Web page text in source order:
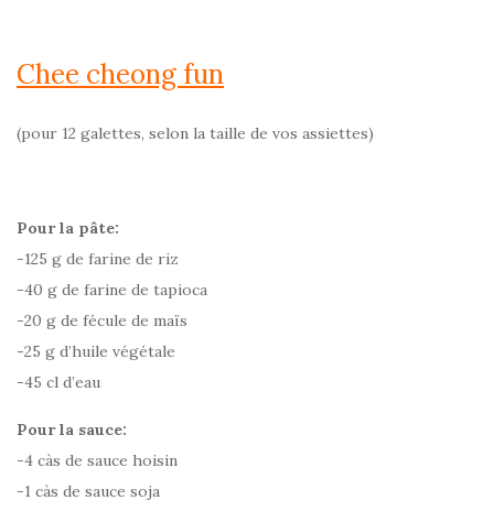
Chee cheong fun
(pour 12 galettes, selon la taille de vos assiettes)
Pour la pâte:
-125 g de farine de riz
-40 g de farine de tapioca
-20 g de fécule de maïs
-25 g d’huile végétale
-45 cl d’eau
Pour la sauce:
-4 càs de sauce hoisin
-1 càs de sauce soja